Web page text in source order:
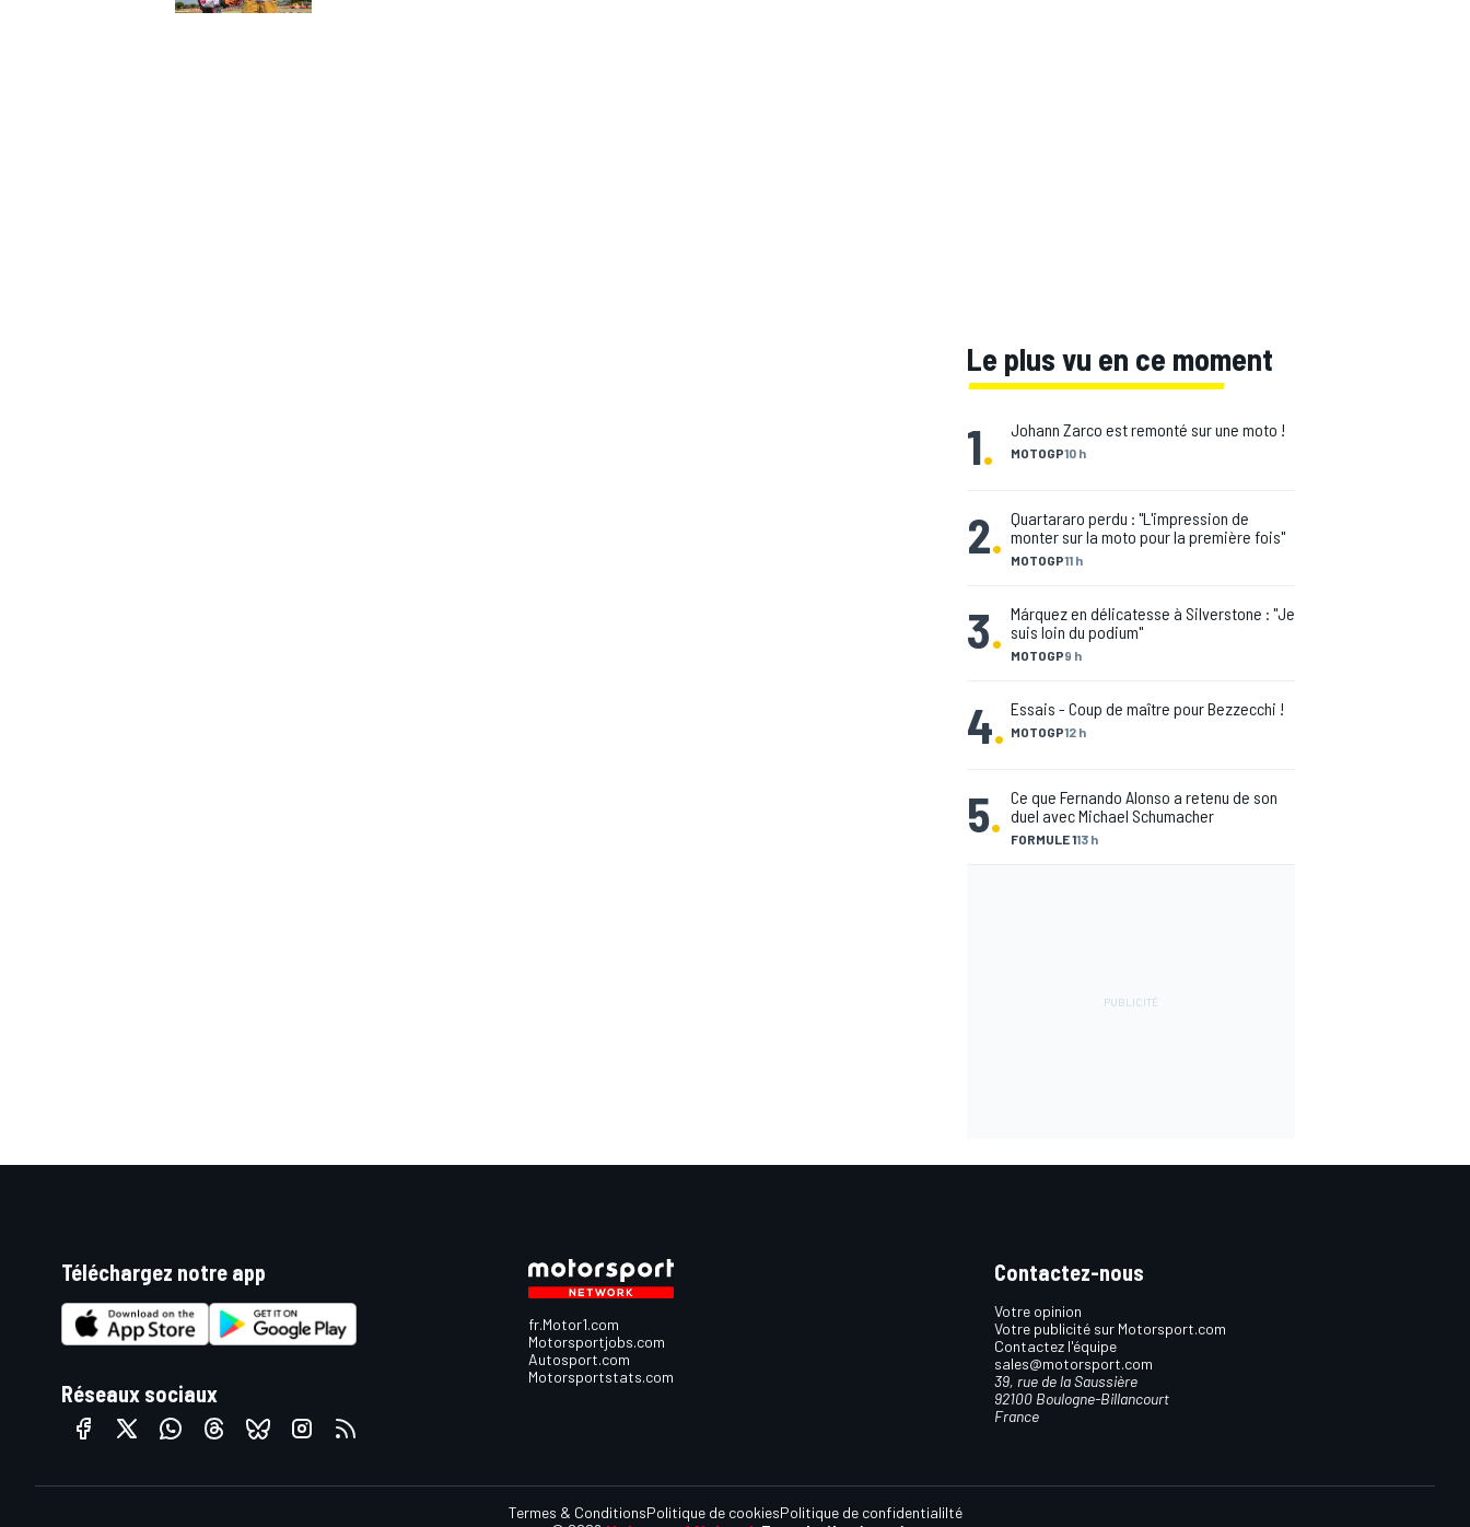
Le plus vu en ce moment
1. MOTOGP10 h
Johann Zarco est remonté sur une moto !
2. MOTOGP11 h
Quartararo perdu : "L'impression de
monter sur la moto pour la première fois"
3. MOTOGP9 h
Márquez en délicatesse à Silverstone : "Je
suis loin du podium"
4. MOTOGP12 h
Essais - Coup de maître pour Bezzecchi !
5. FORMULE 113 h
Ce que Fernando Alonso a retenu de son
duel avec Michael Schumacher
Téléchargez notre app
Réseaux sociaux
fr.Motor1.com
Motorsportjobs.com
Autosport.com
Motorsportstats.com
Contactez-nous
Votre opinion
Votre publicité sur Motorsport.com
Contactez l'équipe
sales@motorsport.com
39, rue de la Saussière
92100 Boulogne-Billancourt
France
Termes & ConditionsPolitique de cookiesPolitique de confidentialilté